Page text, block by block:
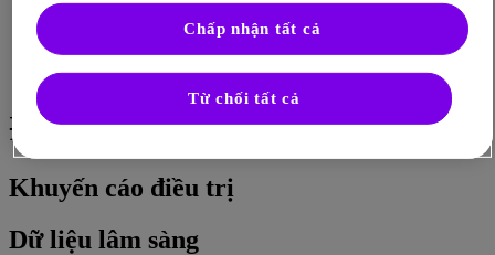
Đái tháo đường
Khuyến cáo điều trị
Dữ liệu lâm sàng
Từ chối tất cả
Chấp nhận tất cả